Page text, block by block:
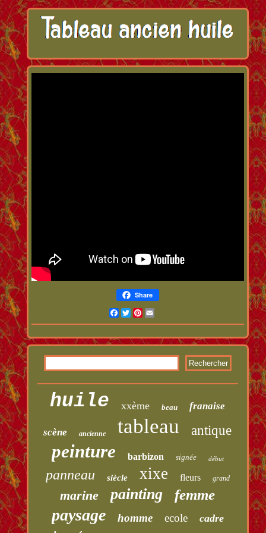
Share
Facebook
TwitterPinterest
huile xxème beau franaise
scène ancienne tableau antique
peinture barbizon signée début
panneau siècle xixe fleurs grand
marine painting femme
paysage homme ecole cadre